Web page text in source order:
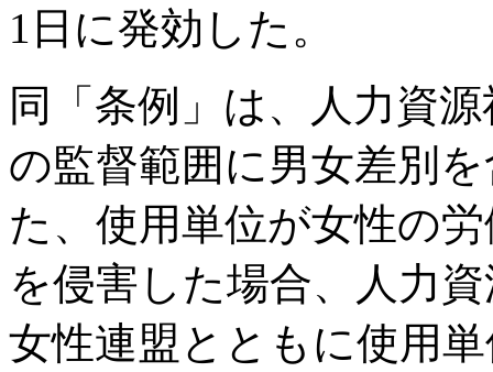
1日に発効した。
同「条例」は、人力資
の監督範囲に男女差別
た、使用単位が女性の
を侵害した場合、人力
女性連盟とともに使用